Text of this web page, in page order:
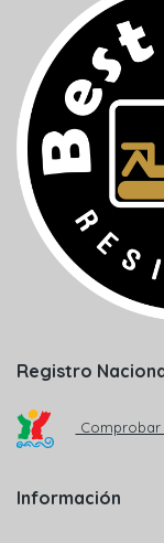
Registro
Información